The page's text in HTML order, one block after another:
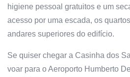
higiene pessoal gratuitos e um
acesso por uma escada, os
andares superiores do edifício.
Se quiser chegar a Casinha dos
voar para o Aeroporto Humberto